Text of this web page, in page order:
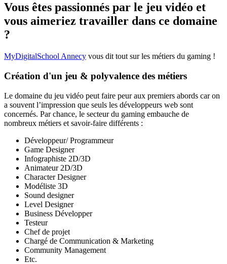
Vous êtes passionnés par le jeu vidéo et
vous aimeriez travailler dans ce domaine
?
MyDigitalSchool Annecy vous dit tout sur les métiers du gaming !
Création d'un jeu & polyvalence des métiers
Le domaine du jeu vidéo peut faire peur aux premiers abords car on
a souvent l’impression que seuls les développeurs web sont
concernés. Par chance, le secteur du gaming embauche de
nombreux métiers et savoir-faire différents :
Développeur/ Programmeur
Game Designer
Infographiste 2D/3D
Animateur 2D/3D
Character Designer
Modéliste 3D
Sound designer
Level Designer
Business Développer
Testeur
Chef de projet
Chargé de Communication & Marketing
Community Management
Etc.